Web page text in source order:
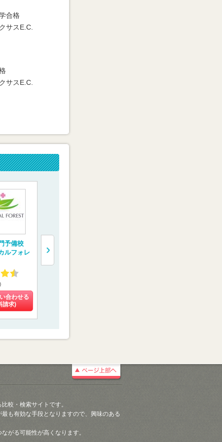
合格
サスE.C.
サスE.C.
予備校
ルフォレ
合わせる
請求)
予備校【レクサス
較・検索サイトです。
も有効な手段となりますので、興味のある
がる可能性が高くなります。